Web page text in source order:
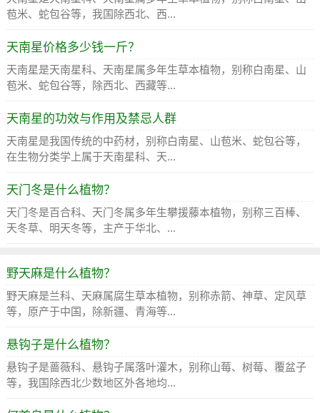
苞米、蛇包谷等，我国除西北、西...
天南星价格多少钱一斤？
天南星是天南星科、天南星属多年生草本植物，别称白南星、山
苞米、蛇包谷等，除西北、西藏等...
天南星的功效与作用及禁忌人群
天南星是我国传统的中药材，别称白南星、山苞米、蛇包谷等，
在生物分类学上属于天南星科、天...
天门冬是什么植物？
天门冬是百合科、天门冬属多年生攀援藤本植物，别称三百棒、
天冬草、明天冬等，主产于华北、...
野天麻是什么植物？
野天麻是兰科、天麻属腐生草本植物，别称赤箭、神草、定风草
等，原产于中国，除新疆、青海等...
悬钩子是什么植物？
悬钩子是蔷薇科、悬钩子属落叶灌木，别称山莓、树莓、覆盆子
等，我国除西北少数地区外各地均...